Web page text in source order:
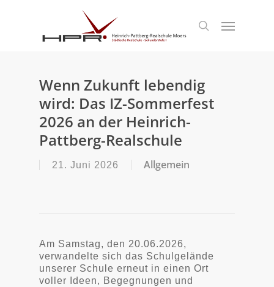
search
Menu
Wenn Zukunft lebendig
wird: Das IZ-Sommerfest
2026 an der Heinrich-
Pattberg-Realschule
21. Juni 2026 Allgemein
Am Samstag, den 20.06.2026,
verwandelte sich das Schulgelände
unserer Schule erneut in einen Ort
voller Ideen, Begegnungen und